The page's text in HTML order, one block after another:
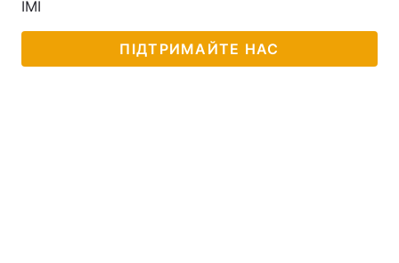
Зброя
Туризм
ІМІ
ПІДТРИМАЙТЕ НАС